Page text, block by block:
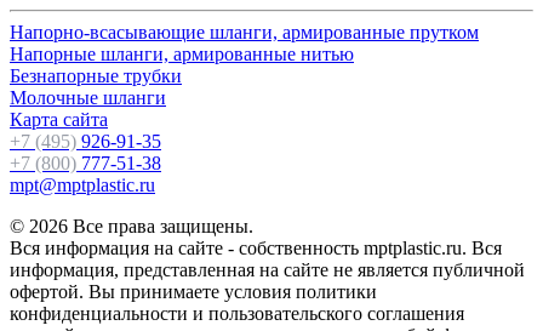
Напорно-всасывающие шланги, армированные прутком
Напорные шланги, армированные нитью
Безнапорные трубки
Молочные шланги
Карта сайта
+7 (495) 926-91-35
+7 (800) 777-51-38
mpt@mptplastic.ru
© 2026 Все права защищены.
Вся информация на сайте - собственность mptplastic.ru. Вся
информация, представленная на сайте не является публичной
офертой. Вы принимаете условия политики
конфиденциальности и пользовательского соглашения